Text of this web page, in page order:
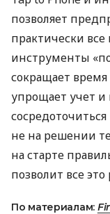
позволяет
практически
инструменты
сокращает
упрощает учет
не на решении
на старте
позволит все это
По материалам: